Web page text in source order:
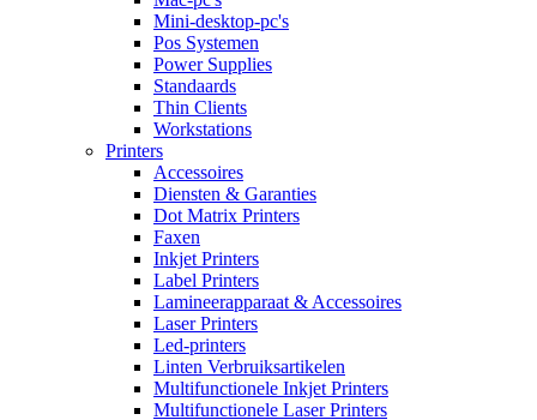
Mini-desktop-pc's
Pos Systemen
Power Supplies
Standaards
Thin Clients
Workstations
Printers
Accessoires
Diensten & Garanties
Dot Matrix Printers
Faxen
Inkjet Printers
Label Printers
Lamineerapparaat & Accessoires
Laser Printers
Led-printers
Linten Verbruiksartikelen
Multifunctionele Inkjet Printers
Multifunctionele Laser Printers